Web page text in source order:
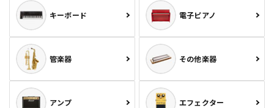
キーボード 電子ピアノ
管楽器 その他楽器
アンプ エフェクター